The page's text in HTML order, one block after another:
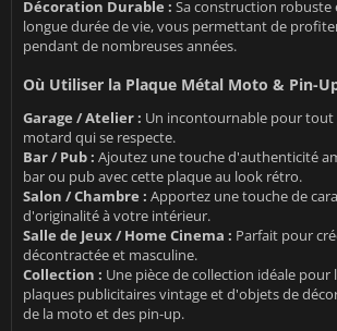
Décoration Durable : Sa construction
longue durée de vie, vous permettant de
pendant de nombreuses années.
Où Utiliser la Plaque Métal Moto & Pin-
Garage / Atelier : Un incontournable pour tout
motard qui se respecte.
Bar / Pub : Ajoutez une touche d'authenticité
bar ou pub avec cette plaque au look rétro.
Salon / Chambre : Apportez une touche de
d'originalité à votre intérieur.
Salle de Jeux / Home Cinema : Parfait pour
décontractée et masculine.
Collection : Une pièce de collection idéale pour
plaques publicitaires vintage et d'objets de
de la moto et des pin-up.